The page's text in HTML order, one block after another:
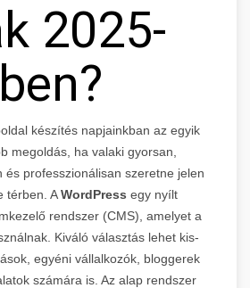
2025-
ben?
készítés napjainkban az egyik
megoldás, ha valaki gyorsan,
és professzionálisan szeretne jelen
térben. AWordPress egy nyílt
rendszer (CMS), amelyet a
Kiváló választás lehet kis-
egyéni vállalkozók, bloggerek
számára is. Az alap rendszer